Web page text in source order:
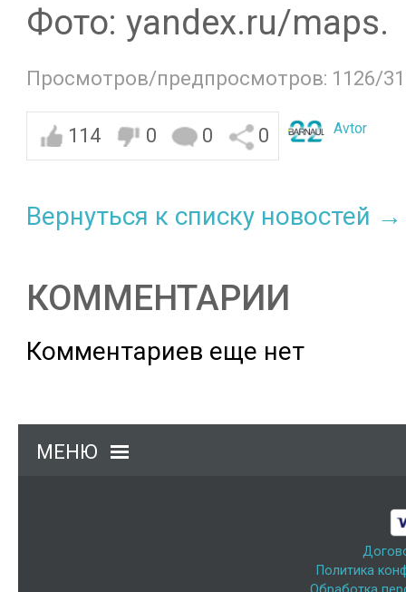
Фото: yandex.ru/maps.
Просмотров/предпросмотров: 1126/31
114 0 0 0 Avtor
Вернуться к списку новостей →
КОММЕНТАРИИ
Комментариев еще нет
МЕНЮ
Политика